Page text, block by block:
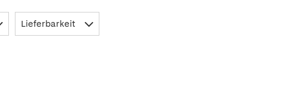
Lieferbarkeit